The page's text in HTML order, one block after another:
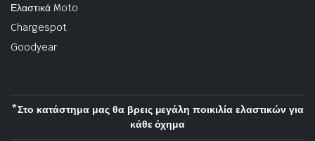
Ελαστικά Moto
Chargespot
Goodyear
*Στο κατάστημα μας θα βρεις μεγάλη ποικιλία ελαστικών για
κάθε όχημα